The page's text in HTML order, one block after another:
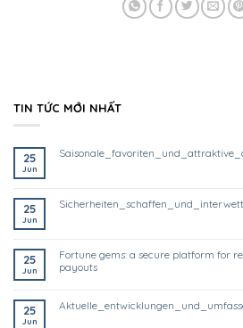
TIN TỨC MỚI NHẤT
25
Jun
25
Jun
25
Jun
fortune gems: a secure platform for real money gaming and fast
payouts
25
Jun